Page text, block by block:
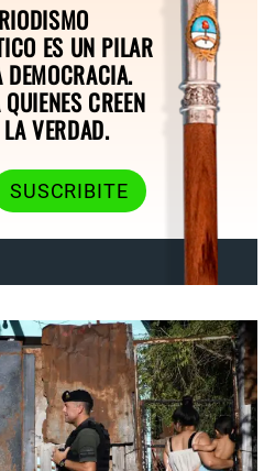
ES UN PILAR
DEMOCRACIA.
CREEN
VERDAD.
SUSCRIBITE